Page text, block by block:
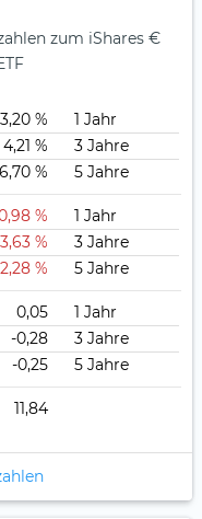
zum iShares €
3,20 %
1 Jahr
4,21 %
3 Jahre
6,70 %
5 Jahre
%
1 Jahr
%
3 Jahre
%
5 Jahre
0,05
1 Jahr
-0,28
3 Jahre
-0,25
5 Jahre
11,84